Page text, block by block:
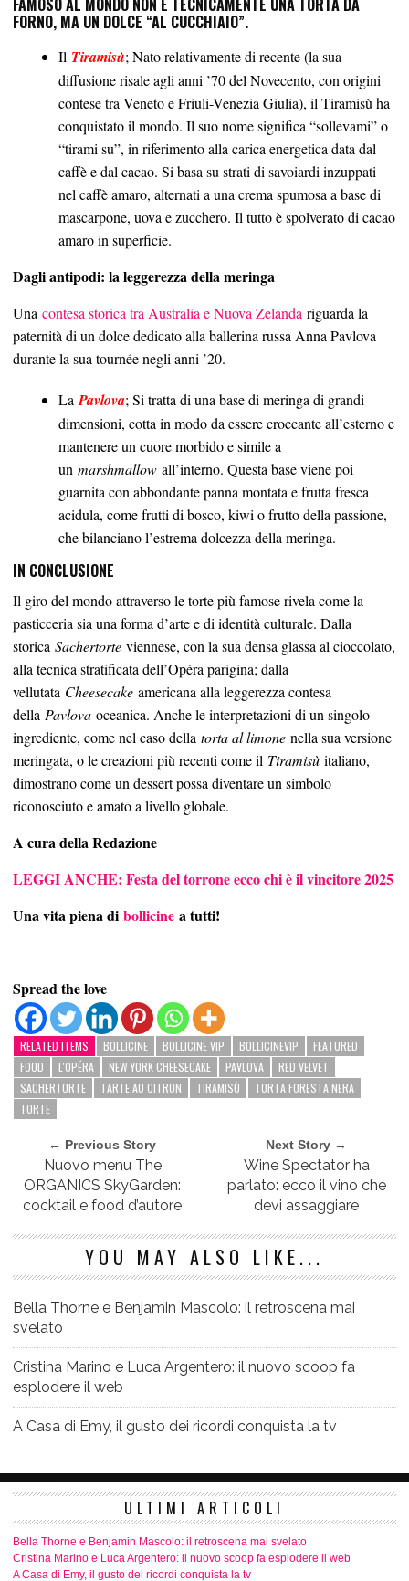
FAMOSO AL MONDO NON È TECNICAMENTE UNA TORTA DA
FORNO, MA UN DOLCE “AL CUCCHIAIO”.
Il Tiramisù; Nato relativamente di recente (la sua
diffusione risale agli anni ’70 del Novecento, con origini
contese tra Veneto e Friuli-Venezia Giulia), il Tiramisù ha
conquistato il mondo. Il suo nome significa “sollevami” o
“tirami su”, in riferimento alla carica energetica data dal
caffè e dal cacao. Si basa su strati di savoiardi inzuppati
nel caffè amaro, alternati a una crema spumosa a base di
mascarpone, uova e zucchero. Il tutto è spolverato di cacao
amaro in superficie.
Dagli antipodi: la leggerezza della meringa
Una contesa storica tra Australia e Nuova Zelanda riguarda la
paternità di un dolce dedicato alla ballerina russa Anna Pavlova
durante la sua tournée negli anni ’20.
LaPavlova; Si tratta di una base di meringa di grandi
dimensioni, cotta in modo da essere croccante all’esterno e
mantenere un cuore morbido e simile a
un marshmallow all’interno. Questa base viene poi
guarnita con abbondante panna montata e frutta fresca
acidula, come frutti di bosco, kiwi o frutto della passione,
che bilanciano l’estrema dolcezza della meringa.
IN CONCLUSIONE
Il giro del mondo attraverso le torte più famose rivela come la
pasticceria sia una forma d’arte e di identità culturale. Dalla
storica Sachertorte viennese, con la sua densa glassa al cioccolato,
alla tecnica stratificata dell’Opéra parigina; dalla
vellutata Cheesecake americana alla leggerezza contesa
della Pavlova oceanica. Anche le interpretazioni di un singolo
ingrediente, come nel caso della torta al limone nella sua versione
meringata, o le creazioni più recenti come il Tiramisù italiano,
dimostrano come un dessert possa diventare un simbolo
riconosciuto e amato a livello globale.
A cura della Redazione
LEGGI ANCHE: Festa del torrone ecco chi è il vincitore 2025
Una vita piena di bollicine a tutti!
Spread the love
RELATED ITEMS BOLLICINE BOLLICINE VIP BOLLICINEVIP
FEATURED
FOOD
L'OPÉRA NEW YORK CHEESECAKE PAVLOVA
RED VELVET
SACHERTORTE
TARTE AU CITRON TIRAMISÙ
TORTA FORESTA NERA
TORTE
← Previous Story
Nuovo menu The
ORGANICS SkyGarden:
cocktail e food d’autore
Next Story →
Wine Spectator ha
parlato: ecco il vino che
devi assaggiare
YOU MAY ALSO LIKE...
Bella Thorne e Benjamin Mascolo: il retroscena mai
svelato
Cristina Marino e Luca Argentero: il nuovo scoop fa
esplodere il web
A Casa di Emy, il gusto dei ricordi conquista la tv
ULTIMI ARTICOLI
Bella Thorne e Benjamin Mascolo: il retroscena mai svelato
Cristina Marino e Luca Argentero: il nuovo scoop fa esplodere il web
A Casa di Emy, il gusto dei ricordi conquista la tv